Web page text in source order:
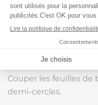
Une fois la
Étape 4
Couper les feuilles de
demi-cercles.